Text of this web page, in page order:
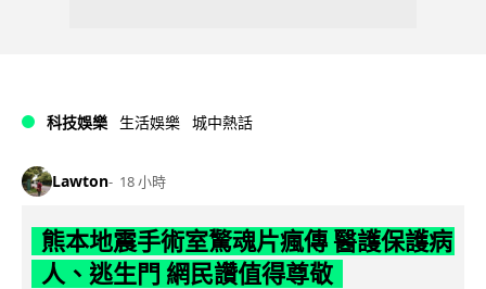
科技娛樂 生活娛樂 城中熱話
Lawton 18 小時
熊本地震手術室驚魂片瘋傳 醫護保護病
人、逃生門 網民讚值得尊敬